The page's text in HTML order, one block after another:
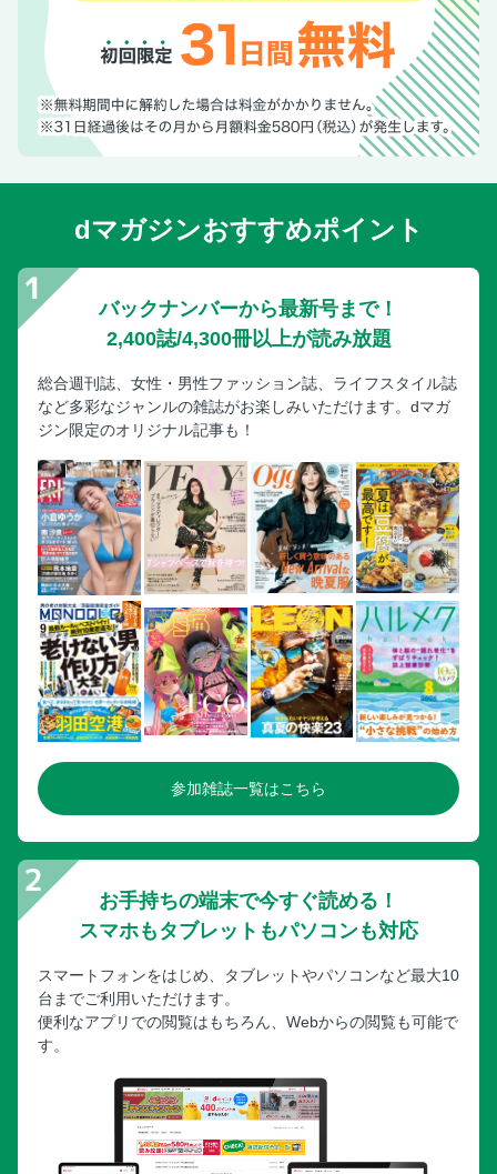
dマガジンおすすめポイント
バックナンバーから最新号まで！
2,400誌/4,300冊以上が読み放題
総合週刊誌、女性・男性ファッション誌、ライフスタイル誌
など多彩なジャンルの雑誌がお楽しみいただけます。dマガ
ジン限定のオリジナル記事も！
参加雑誌一覧はこちら
お手持ちの端末で今すぐ読める！
スマホもタブレットもパソコンも対応
スマートフォンをはじめ、タブレットやパソコンなど最大10
台までご利用いただけます。
便利なアプリでの閲覧はもちろん、Webからの閲覧も可能で
す。